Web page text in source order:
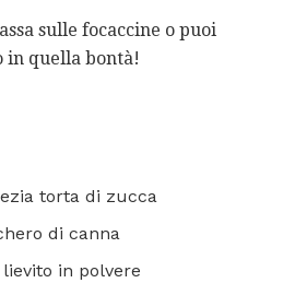
sulle focaccine o puoi
quella bontà!
torta di zucca
di canna
in polvere